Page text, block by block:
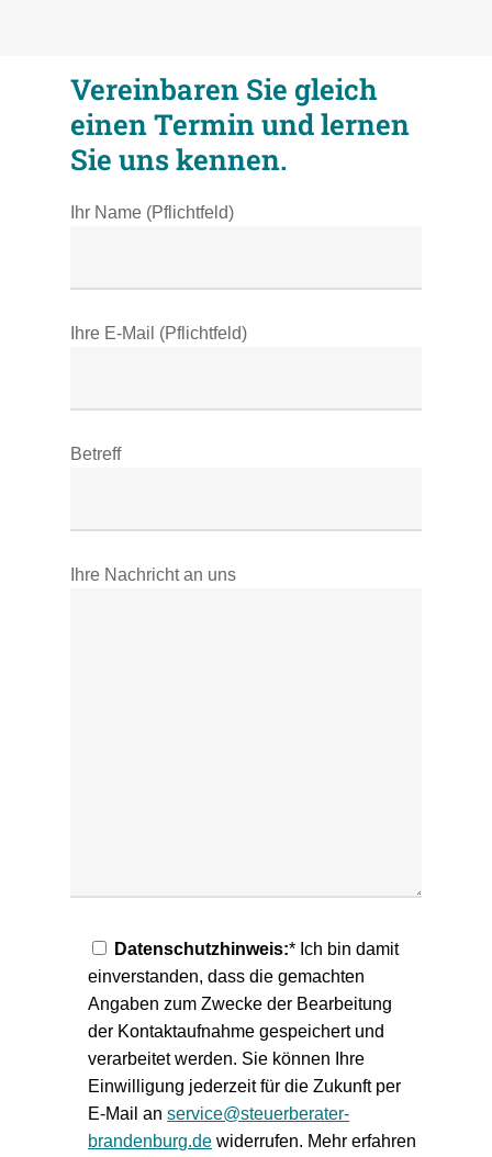
Vereinbaren Sie gleich
einen Termin und lernen
Sie uns kennen.
Ihr Name (Pflichtfeld)
Ihre E-Mail (Pflichtfeld)
Betreff
Ihre Nachricht an uns
Datenschutzhinweis:* Ich bin damit
einverstanden, dass die gemachten
Angaben zum Zwecke der Bearbeitung
der Kontaktaufnahme gespeichert und
verarbeitet werden. Sie können Ihre
Einwilligung jederzeit für die Zukunft per
E-Mail anservice@steuerberater-
brandenburg.de widerrufen. Mehr erfahren